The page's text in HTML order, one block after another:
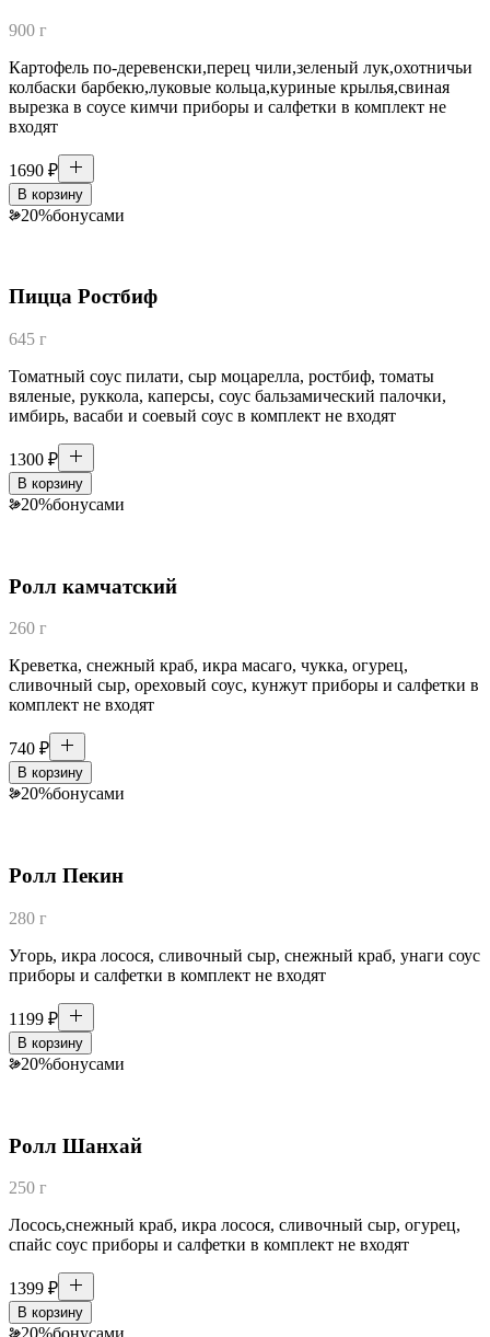
900 г
Картофель по-деревенски,перец чили,зеленый лук,охотничьи
колбаски барбекю,луковые кольца,куриные крылья,свиная
вырезка в соусе кимчи приборы и салфетки в комплект не
входят
1690 ₽
В корзину
20%бонусами
Пицца Ростбиф
645 г
Томатный соус пилати, сыр моцарелла, ростбиф, томаты
вяленые, руккола, каперсы, соус бальзамический палочки,
имбирь, васаби и соевый соус в комплект не входят
1300 ₽
В корзину
20%бонусами
Ролл камчатский
260 г
Креветка, снежный краб, икра масаго, чукка, огурец,
сливочный сыр, ореховый соус, кунжут приборы и салфетки в
комплект не входят
740 ₽
В корзину
20%бонусами
Ролл Пекин
280 г
Угорь, икра лосося, сливочный сыр, снежный краб, унаги соус
приборы и салфетки в комплект не входят
1199 ₽
В корзину
20%бонусами
Ролл Шанхай
250 г
Лосось,снежный краб, икра лосося, сливочный сыр, огурец,
спайс соус приборы и салфетки в комплект не входят
1399 ₽
В корзину